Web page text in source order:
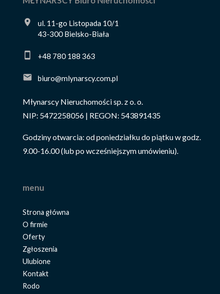
ul. 11-go Listopada 10/1
43-300 Bielsko-Biała
+48 780 188 363
biuro@mlynarscy.com.pl
Młynarscy Nieruchomości sp. z o. o.
NIP: 5472258056 | REGON: 543891435
Godziny otwarcia: od poniedziałku do piątku w godz.
9.00-16.00 (lub po wcześniejszym umówieniu).
menu
Strona główna
O firmie
Oferty
Zgłoszenia
Ulubione
Kontakt
Rodo